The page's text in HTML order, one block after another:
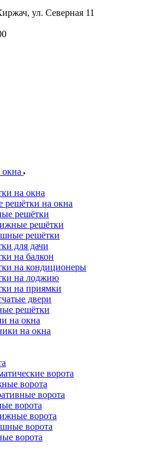
ул. Северная 11
на окна
решётки на окна
решётки
решётки
решётки
для дачи
на балкон
на кондиционеры
на лоджию
на приямки
двери
решётки
на окна
на окна
ворота
ворота
ворота
ворота
ворота
ворота
ворота